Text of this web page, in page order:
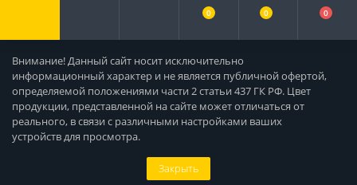
Внимание! Данный сайт носит исключительно
информационный характер и не является публичной офертой,
определяемой положениями части 2 статьи 437 ГК РФ. Цвет
продукции, представленной на сайте может отличаться от
реального, в связи с различными настройками ваших
устройств для просмотра.
Закрыть
0 0 0